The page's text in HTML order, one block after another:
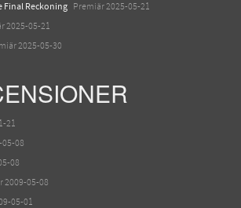
Final Reckoning Premiär 2025-05-21
2025-05-21
2025-05-30
21
05-08
08
2009-05-08
05-01